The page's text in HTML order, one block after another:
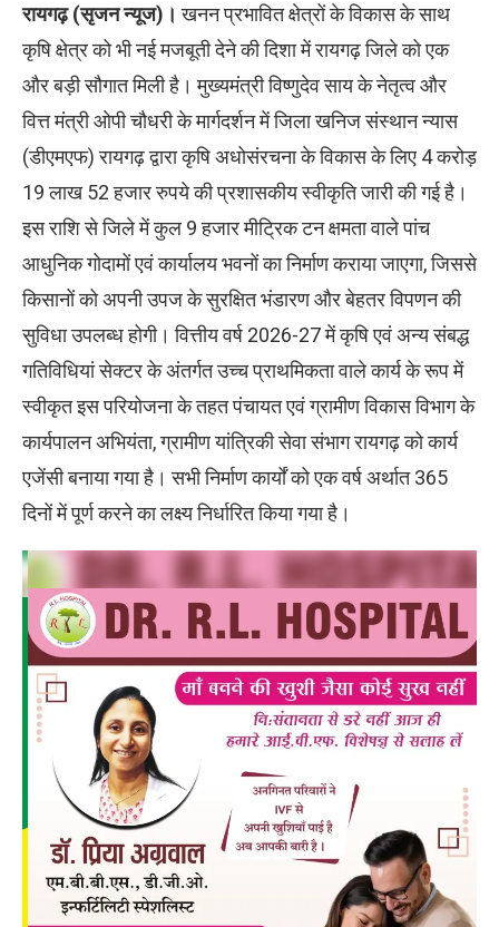
रायगढ़ (सृजन न्यूज)। खनन प्रभावित क्षेत्रों के विकास के साथ
कृषि क्षेत्र को भी नई मजबूती देने की दिशा में रायगढ़ जिले को एक
और बड़ी सौगात मिली है। मुख्यमंत्री विष्णुदेव साय के नेतृत्व और
वित्त मंत्री ओपी चौधरी के मार्गदर्शन में जिला खनिज संस्थान न्यास
(डीएमएफ) रायगढ़ द्वारा कृषि अधोसंरचना के विकास के लिए 4 करोड़
19 लाख 52 हजार रुपये की प्रशासकीय स्वीकृति जारी की गई है।
इस राशि से जिले में कुल 9 हजार मीट्रिक टन क्षमता वाले पांच
आधुनिक गोदामों एवं कार्यालय भवनों का निर्माण कराया जाएगा, जिससे
किसानों को अपनी उपज के सुरक्षित भंडारण और बेहतर विपणन की
सुविधा उपलब्ध होगी। वित्तीय वर्ष 2026-27 में कृषि एवं अन्य संबद्ध
गतिविधियां सेक्टर के अंतर्गत उच्च प्राथमिकता वाले कार्य के रूप में
स्वीकृत इस परियोजना के तहत पंचायत एवं ग्रामीण विकास विभाग के
कार्यपालन अभियंता, ग्रामीण यांत्रिकी सेवा संभाग रायगढ़ को कार्य
एजेंसी बनाया गया है। सभी निर्माण कार्यों को एक वर्ष अर्थात 365
दिनों में पूर्ण करने का लक्ष्य निर्धारित किया गया है।